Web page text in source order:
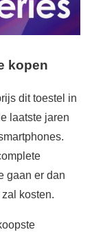
kopen
dit toestel in
laatste jaren
gaan er dan
kosten.